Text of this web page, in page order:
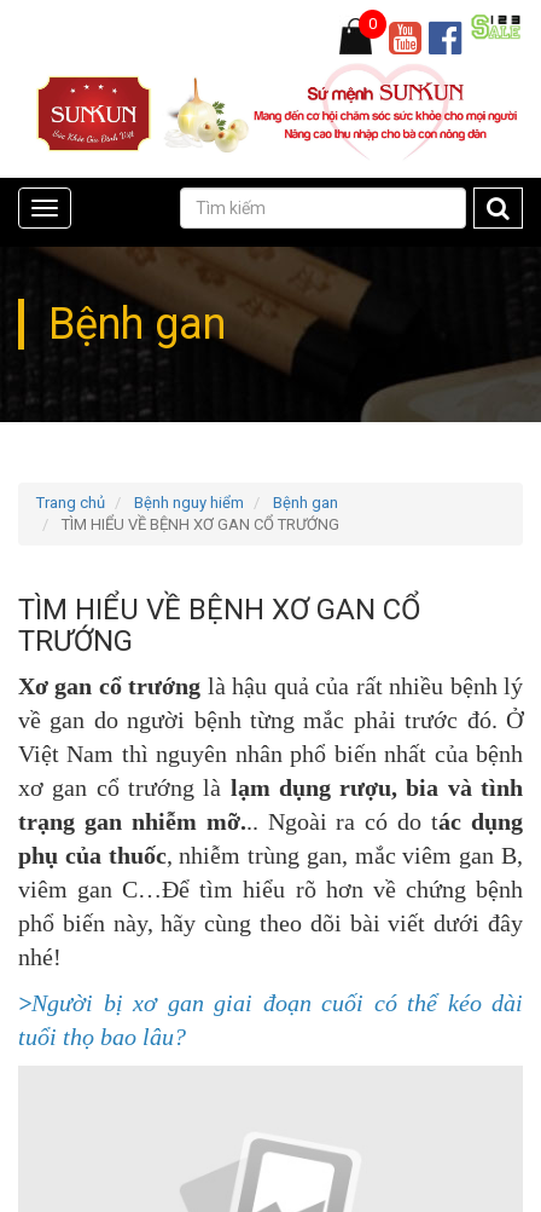
0
Toggle
Bệnh gan
Trang chủ Bệnh nguy hiểm
Bệnh gan
TÌM HIỂU VỀ BỆNH XƠ GAN CỔ TRƯỚNG
TÌM HIỂU VỀ BỆNH XƠ GAN CỔ
TRƯỚNG
Xơ gan cổ trướng là hậu quả của rất nhiều bệnh lý
về gan do người bệnh từng mắc phải trước đó. Ở
Việt Nam thì nguyên nhân phổ biến nhất của bệnh
xơ gan cổ trướng là lạm dụng rượu, bia và tình
trạng gan nhiễm mỡ... Ngoài ra có do tác dụng
phụ của thuốc, nhiễm trùng gan, mắc viêm gan B,
viêm gan C…Để tìm hiểu rõ hơn về chứng bệnh
phổ biến này, hãy cùng theo dõi bài viết dưới đây
nhé!
>Người bị xơ gan giai đoạn cuối có thể kéo dài
tuổi thọ bao lâu?